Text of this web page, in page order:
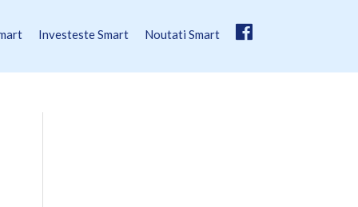
Investeste Smart Noutati Smart